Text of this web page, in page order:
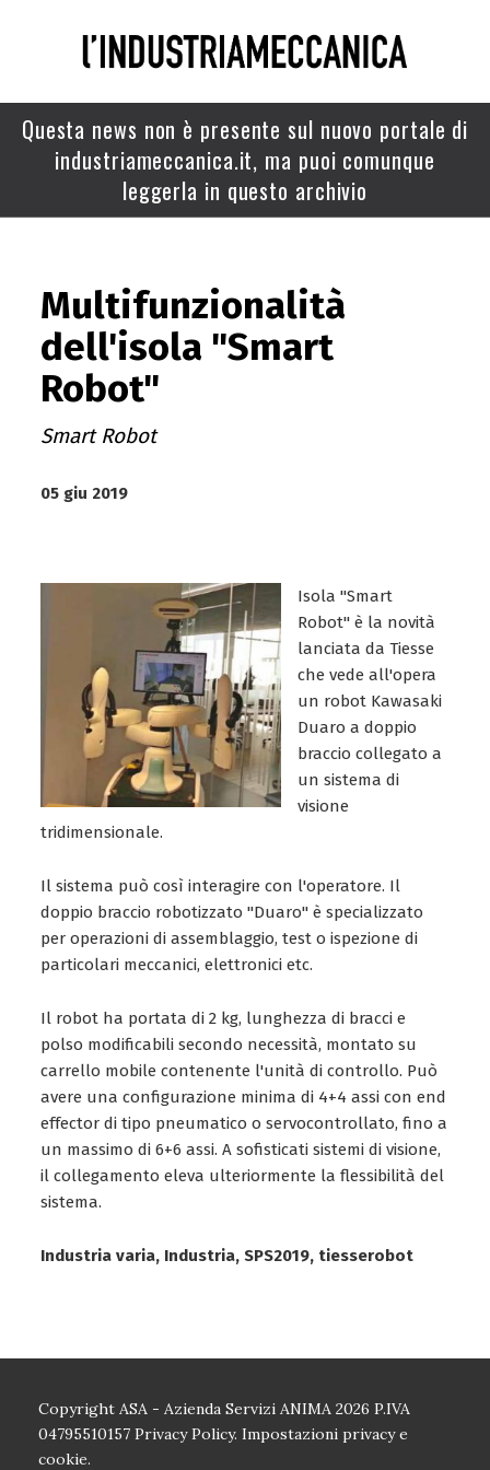
Questa news non è presente sul nuovo portale di
industriameccanica.it, ma puoi comunque
leggerla in questo archivio
Multifunzionalità
dell'isola "Smart
Robot"
Smart Robot
05 giu 2019
Isola "Smart
Robot" è la novità
lanciata da Tiesse
che vede all'opera
un robot Kawasaki
Duaro a doppio
braccio collegato a
un sistema di
visione
tridimensionale.
Il sistema può così interagire con l'operatore. Il
doppio braccio robotizzato "Duaro" è specializzato
per operazioni di assemblaggio, test o ispezione di
particolari meccanici, elettronici etc.
Il robot ha portata di 2 kg, lunghezza di bracci e
polso modificabili secondo necessità, montato su
carrello mobile contenente l'unità di controllo. Può
avere una configurazione minima di 4+4 assi con end
effector di tipo pneumatico o servocontrollato, fino a
un massimo di 6+6 assi. A sofisticati sistemi di visione,
il collegamento eleva ulteriormente la flessibilità del
sistema.
Industria varia, Industria, SPS2019, tiesserobot
Copyright ASA - Azienda Servizi ANIMA 2026 P.IVA
04795510157 Privacy Policy. Impostazioni privacy e
cookie.